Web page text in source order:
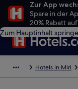
Zur App
Spare in der
20% Rabatt
Zum Hauptinhalt
Hotels in Miri